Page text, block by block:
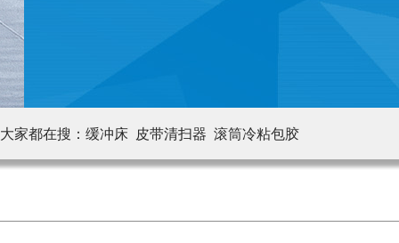
大家都在搜： 缓冲床 皮带清扫器 滚筒冷粘包胶